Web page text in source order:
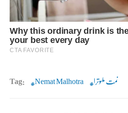
Tag: Nemat Malhotra نمت ملہوترا